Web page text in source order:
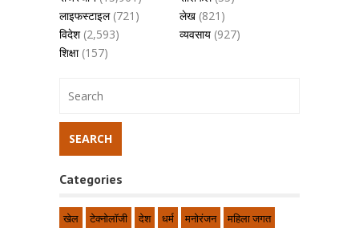
लाइफस्टाइल(721) लेख (821)
विदेश(2,593) व्यवसाय (927)
शिक्षा(157)
Categories
खेल टेक्नोलॉजी देश धर्म मनोरंजन
महिला जगत